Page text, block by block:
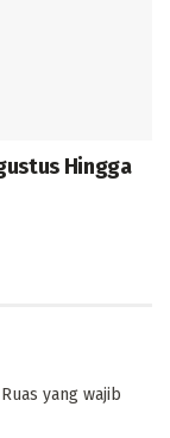
Hingga
Ruas yang wajib